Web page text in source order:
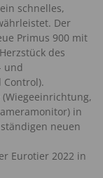
schnelles,
Der
Primus 900 mit
des
und
Control).
in
neuen
Eurotier 2022 in